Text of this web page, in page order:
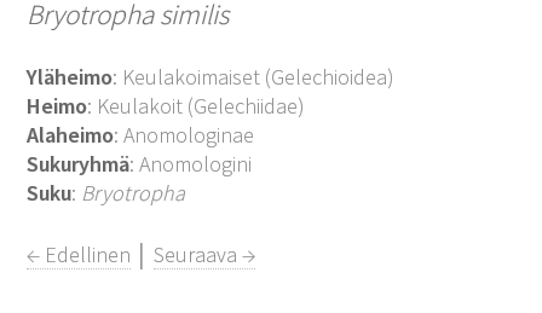
Bryotropha similis
Yläheimo: Keulakoimaiset (Gelechioidea)
Heimo: Keulakoit (Gelechiidae)
Alaheimo: Anomologinae
Sukuryhmä: Anomologini
Suku: Bryotropha
← Edellinen │Seuraava →